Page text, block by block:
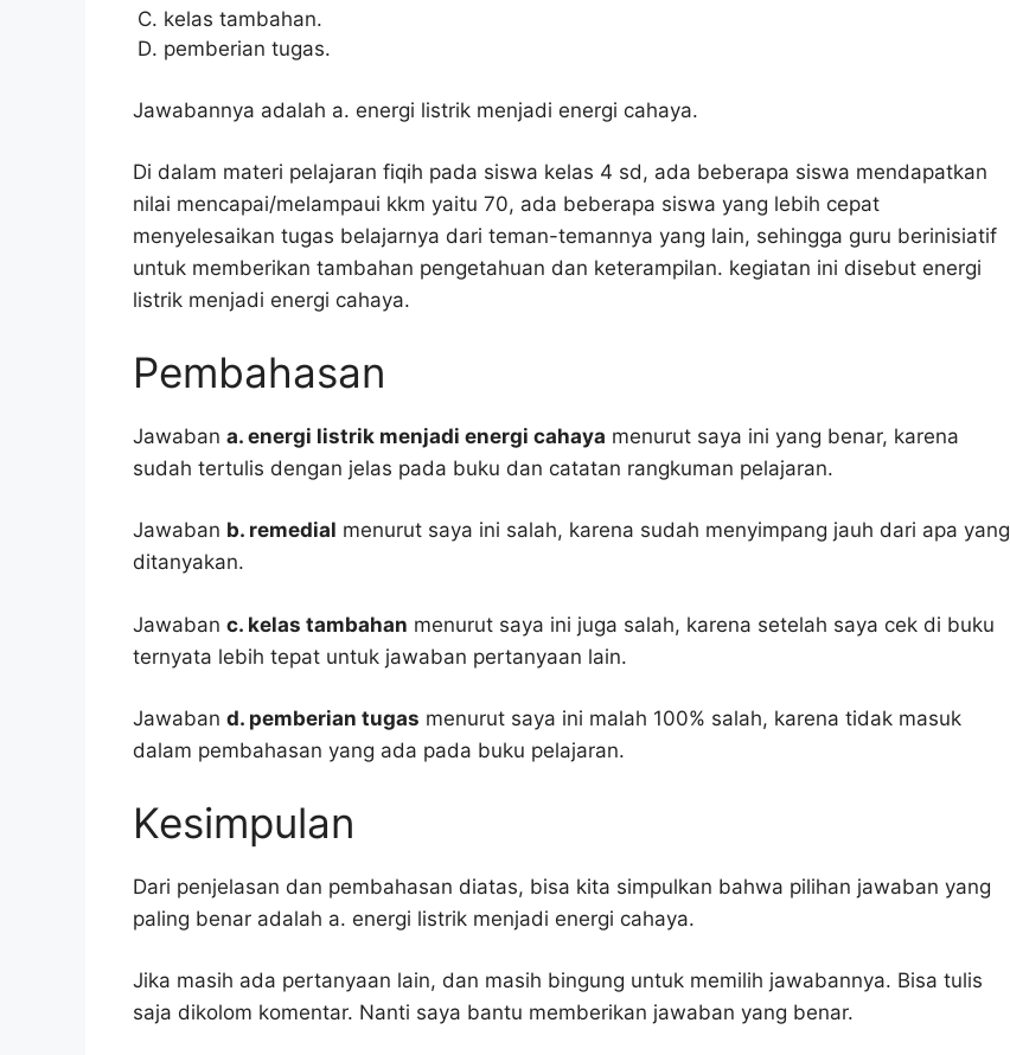
kelas tambahan.
pemberian tugas.
Jawabannya adalah a. energi listrik menjadi energi cahaya.
Di dalam materi pelajaran fiqih pada siswa kelas 4 sd, ada beberapa siswa mendapatkan
nilai mencapai/melampaui kkm yaitu 70, ada beberapa siswa yang lebih cepat
menyelesaikan tugas belajarnya dari teman-temannya yang lain, sehingga guru berinisiatif
untuk memberikan tambahan pengetahuan dan keterampilan. kegiatan ini disebut energi
listrik menjadi energi cahaya.
Pembahasan
Jawaban a. energi listrik menjadi energi cahaya menurut saya ini yang benar, karena
sudah tertulis dengan jelas pada buku dan catatan rangkuman pelajaran.
Jawaban b. remedial menurut saya ini salah, karena sudah menyimpang jauh dari apa yang
ditanyakan.
Jawaban c. kelas tambahan menurut saya ini juga salah, karena setelah saya cek di buku
ternyata lebih tepat untuk jawaban pertanyaan lain.
Jawaban d. pemberian tugas menurut saya ini malah 100% salah, karena tidak masuk
dalam pembahasan yang ada pada buku pelajaran.
Kesimpulan
Dari penjelasan dan pembahasan diatas, bisa kita simpulkan bahwa pilihan jawaban yang
paling benar adalah a. energi listrik menjadi energi cahaya.
Jika masih ada pertanyaan lain, dan masih bingung untuk memilih jawabannya. Bisa tulis
saja dikolom komentar. Nanti saya bantu memberikan jawaban yang benar.